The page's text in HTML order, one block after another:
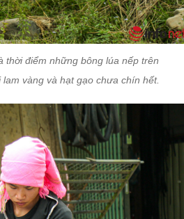
thời điểm những bông lúa nếp trên
vàng và hạt gạo chưa chín hết.